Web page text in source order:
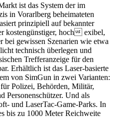
ist das System der im
in Vorarlberg beheimateten
prinzipiell auf bekannter
kostengünstiger, hoch exibel,
bei gewissen Szenarien wie etwa
technisch überlegen und
Trefferanzeige für den
Erhältlich ist das Laser-basierte
von SimGun in zwei Varianten:
Polizei, Behörden, Militär,
Personenschützer. Und als
und LaserTac-Game-Parks. In
bis zu 1000 Meter Reichweite